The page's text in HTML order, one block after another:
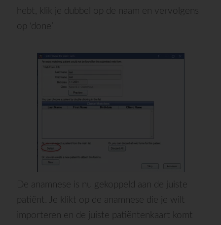
hebt, klik je dubbel op de naam en vervolgens
op ‘ done
De anamnese is nu gekoppeld aan de juiste
patiënt. Je klikt op de anamnese die je wilt
importeren en de juiste patiëntenkaart komt